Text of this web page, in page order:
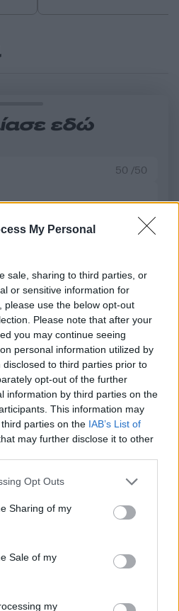
My Personal
sale, sharing to third parties, or
or sensitive information for
please use the below opt-out
Please note that after your
you may continue seeing
personal information utilized by
to third parties prior to
opt-out of the further
information by third parties on the
This information may
parties on the IAB’s List of
may further disclose it to other
app uses one or more Google
behaviour. You may click to
and its third-party tags to
purposes in below Google
Opt Outs
Sharing of my
Sale of my
my
εδώ
50 /50
σχολίου
από reCAPTCHA, ισχύουν
της Google.
Αθλητικά
ΙΩΝΙΚΟΣ
ΝΙΚΑΙΑ ΠΡΟΟΔΕΥΤΙΚΗ
στο Google News
την ειδησεογραφία και τα